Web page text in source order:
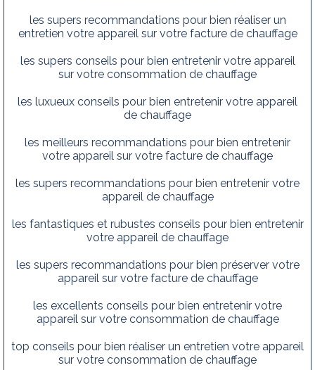
les supers recommandations pour bien réaliser un
entretien votre appareil sur votre facture de chauffage
les supers conseils pour bien entretenir votre appareil
sur votre consommation de chauffage
les luxueux conseils pour bien entretenir votre appareil
de chauffage
les meilleurs recommandations pour bien entretenir
votre appareil sur votre facture de chauffage
les supers recommandations pour bien entretenir votre
appareil de chauffage
les fantastiques et rubustes conseils pour bien entretenir
votre appareil de chauffage
les supers recommandations pour bien préserver votre
appareil sur votre facture de chauffage
les excellents conseils pour bien entretenir votre
appareil sur votre consommation de chauffage
top conseils pour bien réaliser un entretien votre appareil
sur votre consommation de chauffage